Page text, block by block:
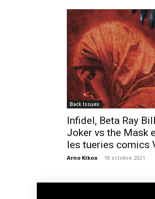
Back Issues
Infidel, Beta Ray
Joker vs the Mask
les tueries comics
Arno Kikoo - 18 octobre 2021